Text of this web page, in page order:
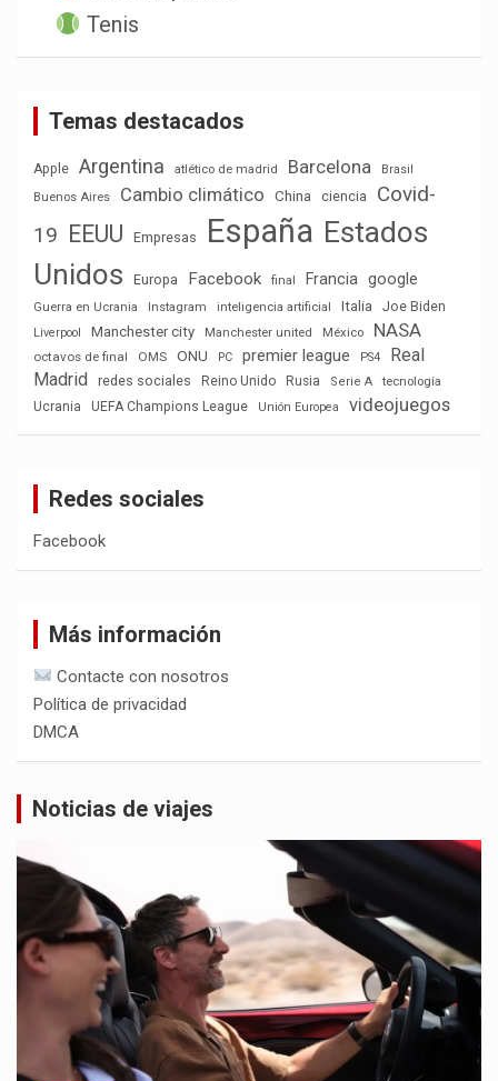
Tenis
Temas destacados
Apple Argentina atlético de madrid Barcelona
Brasil
Buenos Aires
Cambio climático China ciencia
Covid-
19 EEUU Empresas España Estados
Unidos
Europa Facebook final Francia google
Guerra en Ucrania Instagram inteligencia artificial Italia Joe Biden
Liverpool Manchester city Manchester united México NASA
octavos de final OMS ONU PC premier league PS4
Real
Madrid
redes sociales Reino Unido Rusia Serie A
tecnología
Ucrania
UEFA Champions League Unión Europea videojuegos
Redes sociales
Facebook
Más información
Contacte con nosotros
Política de privacidad
DMCA
Noticias de viajes